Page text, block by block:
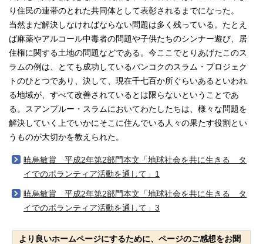
り住民の連帯のとれた共同体として表彰されるまでになった。
当然まだ解決しなければならない問題は多く残っている。たとえ
ば麻薬やアルコール中毒者の問題や子供たちのシンナー遊び、居
住権に関する土地の問題などである。今ここでとりあげたこのス
ラムの例は、とても成功しているバンコクのスラム・プロジェク
トのひとつであり、決して、現在千七百か所ぐらいあるといわれ
る地域が、すべて改善されているとは限らないということであ
る。スアンプルー・スラムにおいてわたしたちは、様々な問題を
解決していく上でいかにそこに住んでいる人々の果たす役割とい
うものが大切かを教えられた。
暁烏敏賞 平成2年第2部門本文「地球社会を共に生きる タ
イでのボランティア活動を通して」1
暁烏敏賞 平成2年第2部門本文「地球社会を共に生きる タ
イでのボランティア活動を通して」3
より良いホームページにするために、ページのご感想をお聞